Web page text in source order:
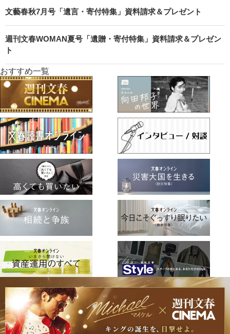
文藝春秋7月号「遺言・寄付特集」資料請求＆プレゼント
週刊文春WOMAN夏号「遺贈・寄付特集」資料請求＆プレゼン
ト
おすすめ一覧